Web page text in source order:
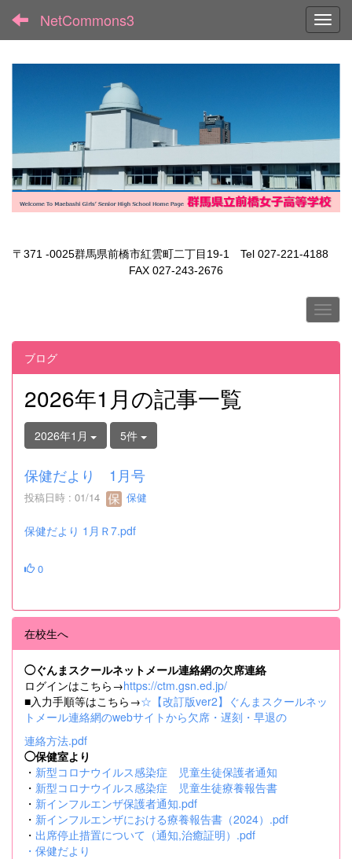
NetCommons3
〒371 -0025群馬県前橋市紅雲町二丁目19-1 Tel 027-221-4188
FAX 027-243-2676
ブログ
2026年1月の記事一覧
2026年1月 5件
保健だより 1月号
投稿日時 : 01/14 保健
保健だより 1月Ｒ7.pdf
0
在校生へ
◯ぐんまスクールネットメール連絡網の欠席連絡
ログインはこちら→https://ctm.gsn.ed.jp/
■入力手順等はこちら→☆【改訂版ver2】ぐんまスクールネッ
トメール連絡網のwebサイトから欠席・遅刻・早退の
連絡方法.pdf
◯保健室より
・ 新型コロナウイルス感染症 児童生徒保護者通知
・ 新型コロナウイルス感染症 児童生徒療養報告書
・ 新インフルエンザ保護者通知.pdf
・ 新インフルエンザにおける療養報告書（2024）.pdf
・ 出席停止措置について（通知,治癒証明）.pdf
・ 保健だより